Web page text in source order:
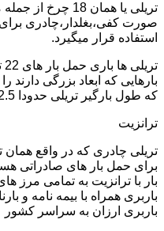
تریلی یا همان
صورت کفی،بغلدار،چادری
استفاده قرار میگیرد.
بارهایی که ابعاد بزرگی دارند
که طول بارگیر تریلی حدودا 12.5 متر است.
ترانزیت
تریلی چادری که در واقع همان
برای حمل بار های صادراتی
بار با ترانزیت به تمامی مرز
باربری همراه با بیمه نامه و
باربری ارزان به سراسر کشور